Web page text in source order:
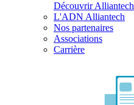
Découvrir Alliantech
L'ADN Alliantech
Nos partenaires
Associations
Carrière